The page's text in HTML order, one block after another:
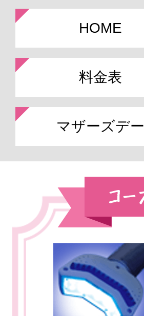
HOME
料金表
マザーズデー